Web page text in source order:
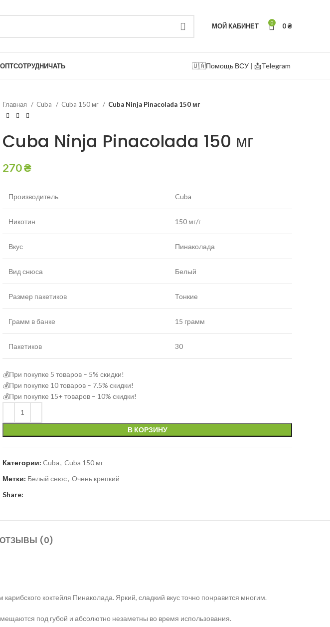
МОЙ КАБИНЕТ 0 0₴
ОПТСОТРУДНИЧАТЬ 🇺🇦Помощь ВСУ | 📩Telegram
Главная Cuba Cuba 150 мг Cuba Ninja Pinacolada 150 мг
Cuba Ninja Pinacolada 150 мг
270₴
Производитель Cuba
Никотин 150 мг/г
Вкус Пинаколада
Вид снюса Белый
Размер пакетиков Тонкие
Грамм в банке 15 грамм
Пакетиков 30
💰При покупке 5 товаров – 5% скидки!
💰При покупке 10 товаров – 7.5% скидки!
💰При покупке 15+ товаров – 10% скидки!
В КОРЗИНУ
Категории: Cuba, Cuba 150 мг
Метки: Белый снюс, Очень крепкий
Share:
ОТЗЫВЫ (0)
коктейля Пинаколада. Яркий, сладкий вкус точно понравится многим.
под губой и абсолютно незаметны во время использования.